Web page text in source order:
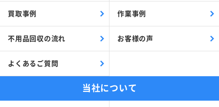
買取事例 作業事例
不用品回収の流れ お客様の声
よくあるご質問
当社について